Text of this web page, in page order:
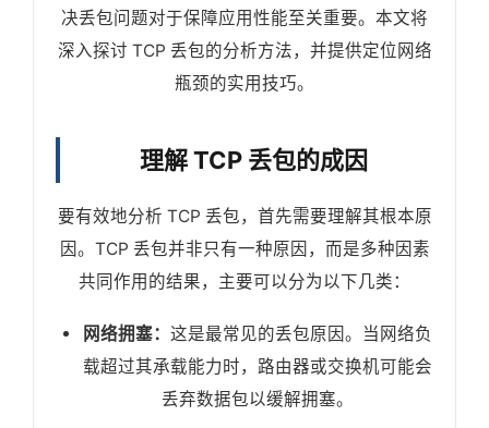
决丢包问题对于保障应用性能至关重要。本文将
深入探讨 TCP 丢包的分析方法，并提供定位网络
瓶颈的实用技巧。
理解 TCP 丢包的成因
要有效地分析 TCP 丢包，首先需要理解其根本原
因。TCP 丢包并非只有一种原因，而是多种因素
共同作用的结果，主要可以分为以下几类：
网络拥塞： 这是最常见的丢包原因。当网络负
载超过其承载能力时，路由器或交换机可能会
丢弃数据包以缓解拥塞。